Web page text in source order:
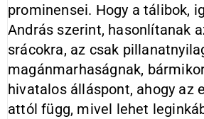
prominensei. Hogy a tálibok,
András szerint, hasonlítanak
srácokra, az csak
magánmarhaságnak,
hivatalos álláspont, ahogy az
attól függ, mivel lehet